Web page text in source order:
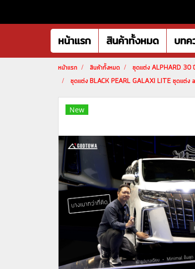
หน้าแรก สินค้าทั้งหมด บทค
หน้าแรก สินค้าทั้งหมด
ชุดแต่ง ALPHARD
ชุดแต่ง BLACK PEARL GALAXI LITE ชุดแต่
New